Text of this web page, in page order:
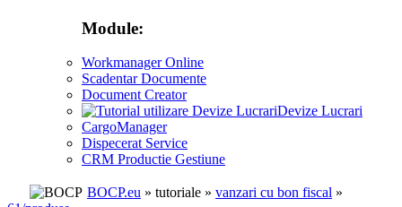
Module:
Workmanager Online
Scadentar Documente
Document Creator
Devize Lucrari
CargoManager
Dispecerat Service
CRM Productie Gestiune
BOCP.eu » tutoriale » vanzari cu bon fiscal »